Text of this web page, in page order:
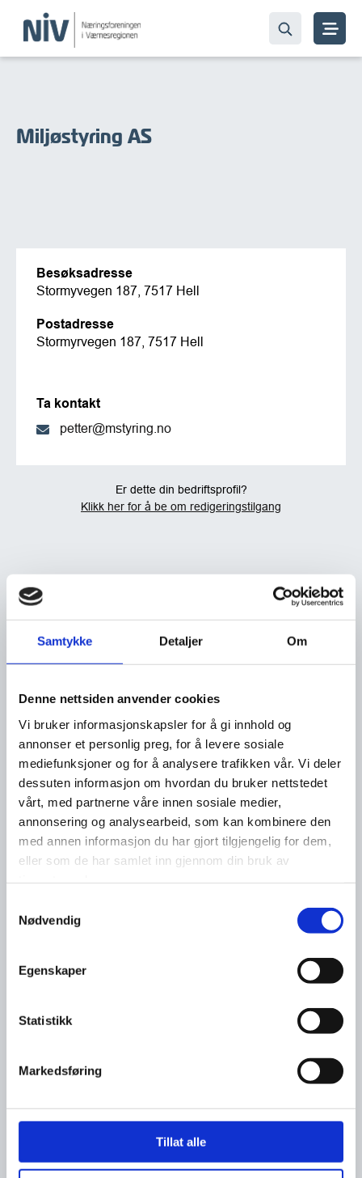
Samtykke Detaljer Om
Denne nettsiden anvender cookies
Vi bruker informasjonskapsler for å gi innhold og
annonser et personlig preg, for å levere sosiale
mediefunksjoner og for å analysere trafikken vår. Vi deler
dessuten informasjon om hvordan du bruker nettstedet
vårt, med partnerne våre innen sosiale medier,
annonsering og analysearbeid, som kan kombinere den
med annen informasjon du har gjort tilgjengelig for dem,
eller som de har samlet inn gjennom din bruk av
Nødvendig
Egenskaper
Statistikk
Markedsføring
Tillat alle
Miljøstyring AS
Besøksadresse
Stormyvegen 187, 7517 Hell
Postadresse
Stormyrvegen 187, 7517 Hell
Ta kontakt
petter@mstyring.no
Er dette din bedriftsprofil?
Klikk her for å be om redigeringstilgang